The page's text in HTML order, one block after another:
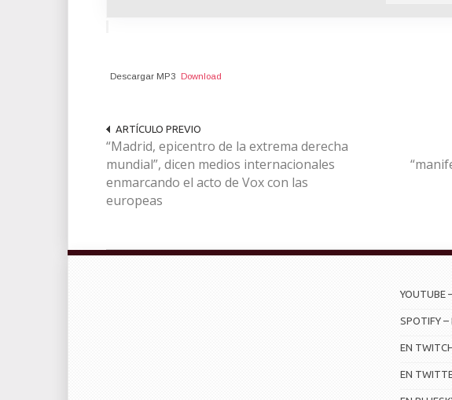
Descargar MP3 Download
ARTÍCULO PREVIO
“Madrid, epicentro de la extrema derecha
mundial”, dicen medios internacionales
enmarcando el acto de Vox con las
europeas
YOUTUBE
SPOTIFY –
EN
EN